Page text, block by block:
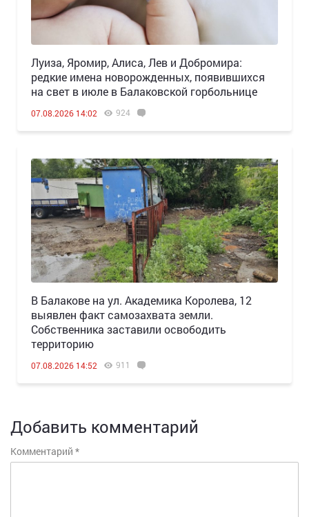
Луиза, Яромир, Алиса, Лев и Добромира:
редкие имена новорожденных, появившихся
на свет в июле в Балаковской горбольнице
07.08.2026 14:02 924
В Балакове на ул. Академика Королева, 12
выявлен факт самозахвата земли.
Собственника заставили освободить
территорию
07.08.2026 14:52 911
Добавить комментарий
Комментарий *